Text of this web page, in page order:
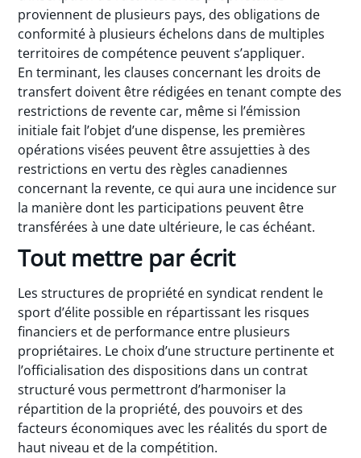
proviennent de plusieurs pays, des obligations de
conformité à plusieurs échelons dans de multiples
territoires de compétence peuvent s’appliquer.
En terminant, les clauses concernant les droits de
transfert doivent être rédigées en tenant compte des
restrictions de revente car, même si l’émission
initiale fait l’objet d’une dispense, les premières
opérations visées peuvent être assujetties à des
restrictions en vertu des règles canadiennes
concernant la revente, ce qui aura une incidence sur
la manière dont les participations peuvent être
transférées à une date ultérieure, le cas échéant.
Tout mettre par écrit
Les structures de propriété en syndicat rendent le
sport d’élite possible en répartissant les risques
financiers et de performance entre plusieurs
propriétaires. Le choix d’une structure pertinente et
l’officialisation des dispositions dans un contrat
structuré vous permettront d’harmoniser la
répartition de la propriété, des pouvoirs et des
facteurs économiques avec les réalités du sport de
haut niveau et de la compétition.